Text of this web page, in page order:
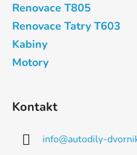
Renovace T805
Renovace Tatry T603
Kabiny
Motory
Kontakt
info@autodily-